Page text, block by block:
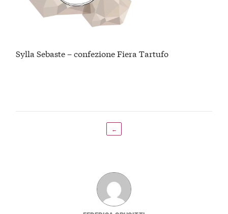
Sylla Sebaste – confezione Fiera Tartufo
←